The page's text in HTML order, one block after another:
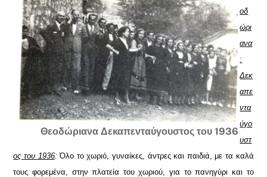
Θεοδώριανα Δεκαπενταύγουστος του 1936
οδ
ώρι
ανα
:
Δεκ
απε
ντα
ύγο
υστ
ος του 1936: Όλο το χωριό, γυναίκες, άντρες και παιδιά, με τα καλά
τους φορεμένα, στην πλατεία του χωριού, για το πανηγύρι και το